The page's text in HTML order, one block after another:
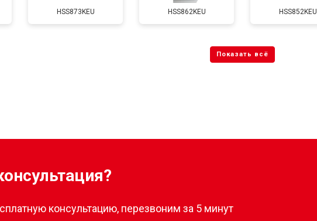
HSS873KEU HSS862KEU HSS852KEU
консультацию, перезвоним за 5 минут